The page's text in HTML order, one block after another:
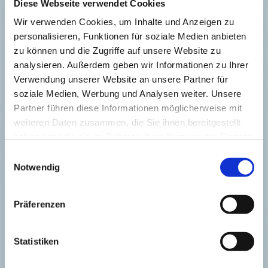
Diese Webseite verwendet Cookies
Wir verwenden Cookies, um Inhalte und Anzeigen zu
personalisieren, Funktionen für soziale Medien anbieten
zu können und die Zugriffe auf unsere Website zu
analysieren. Außerdem geben wir Informationen zu Ihrer
Verwendung unserer Website an unsere Partner für
soziale Medien, Werbung und Analysen weiter. Unsere
Partner führen diese Informationen möglicherweise mit
weiteren Daten zusammen, die Sie ihnen bereitgestellt
Notwendig
Präferenzen
Statistiken
Unbehagen macht sich breit.
Auf meinem Schreibtisch finde ich die
Jahreslosung für 2026: Gott spricht:
„Siehe, ich mache alles neu!“ (Offenbarung
21,5).
Weiter heißt es:
"Ich werde dem Durstigen Wasser geben, das
aus der Quelle des Lebens fließt. Ich gebe es
darf es mir von Gott schenken lassen. Das Licht
aus Bethlehem, das Wärme verbreitet, und mich an
Begriffen auf den Fläschchen, die mir helfen, das
auszudrücken, was in mir ist, worauf sich meine